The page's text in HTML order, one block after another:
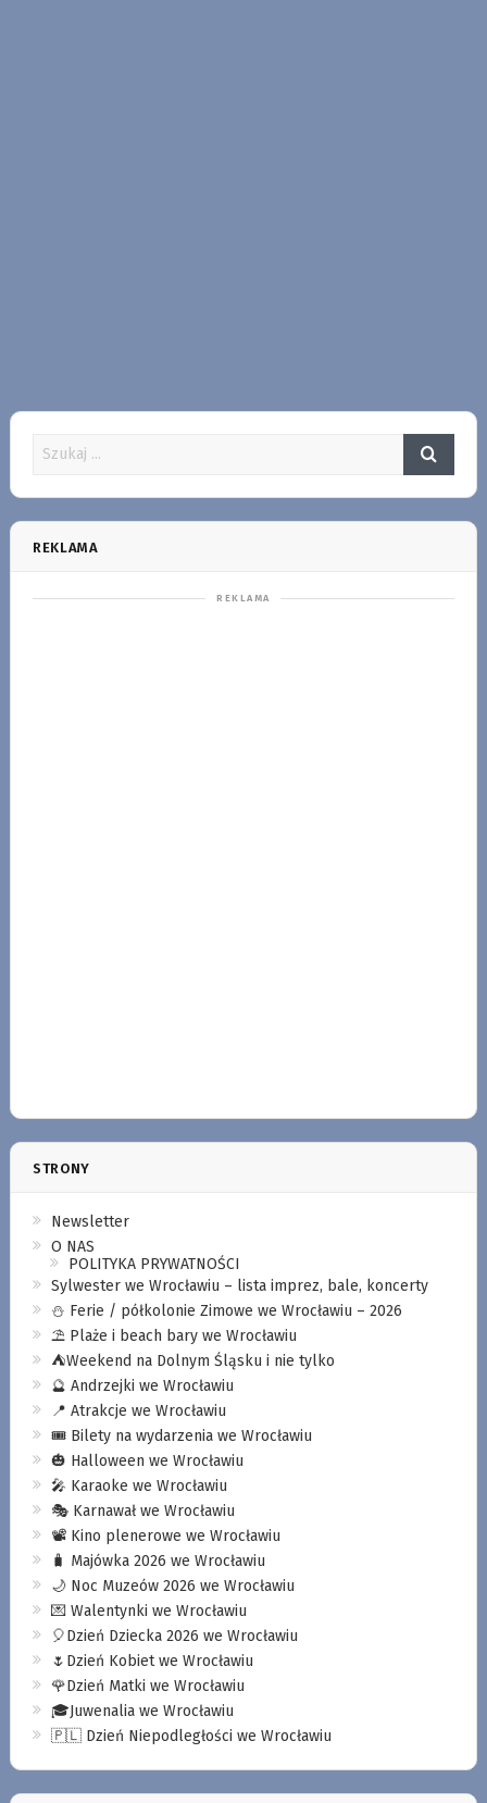
REKLAMA
STRONY
Newsletter
O NAS
POLITYKA PRYWATNOŚCI
Sylwester we Wrocławiu – lista imprez, bale, koncerty
⛄️ Ferie / półkolonie Zimowe we Wrocławiu – 2026
⛱️ Plaże i beach bary we Wrocławiu
⛺️Weekend na Dolnym Śląsku i nie tylko
🔮 Andrzejki we Wrocławiu
📍 Atrakcje we Wrocławiu
🎟️ Bilety na wydarzenia we Wrocławiu
🎃 Halloween we Wrocławiu
🎤 Karaoke we Wrocławiu
🎭 Karnawał we Wrocławiu
📽️ Kino plenerowe we Wrocławiu
🧳 Majówka 2026 we Wrocławiu
🌙 Noc Muzeów 2026 we Wrocławiu
💌 Walentynki we Wrocławiu
🎈Dzień Dziecka 2026 we Wrocławiu
🌷Dzień Kobiet we Wrocławiu
🌹Dzień Matki we Wrocławiu
🎓Juwenalia we Wrocławiu
🇵🇱 Dzień Niepodległości we Wrocławiu